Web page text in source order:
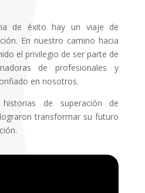
de éxito hay un viaje de
En nuestro camino hacia
el privilegio de ser parte de
de profesionales y
en nosotros.
historias de superación de
transformar su futuro